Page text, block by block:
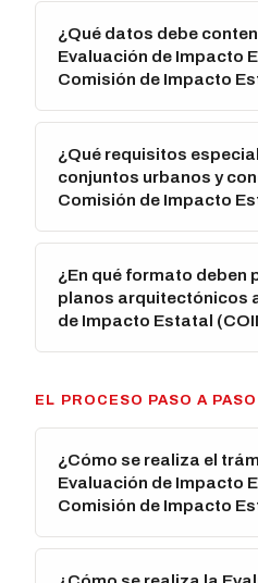
¿Qué datos debe
Evaluación de Impacto
Comisión de Impacto
¿Qué requisitos
conjuntos urbanos y
Comisión de Impacto
¿En qué formato deben
planos arquitectónicos
de Impacto Estatal
EL PROCESO PASO A PASO
¿Cómo se realiza el
Evaluación de Impacto
Comisión de Impacto